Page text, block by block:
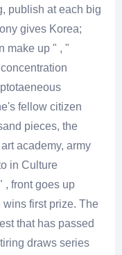
publish at each big
gives Korea;
make up " , "
fellow citizen
pieces, the
academy, army
in Culture
, front goes up
first prize. The
that has passed
draws series